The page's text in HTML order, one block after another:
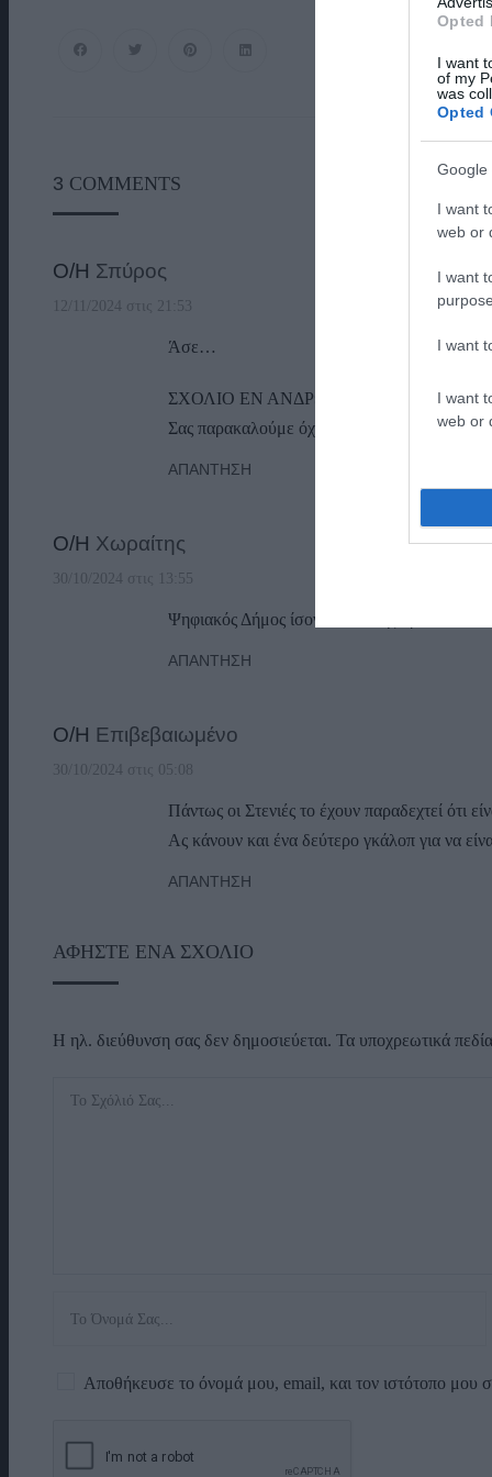
Opted
I want
of my
was
Opted
Google
I want
web or
I want
I want
I want
web or
3 COMMENTS
Ο/Η Σπύρος
12/11/2024 στις 21:53
Άσε…
ΣΧΟΛΙΟ ΕΝ ΑΝΔΡΩ
Σας παρακαλούμε όχι προσωπικές επιθέσεις.
ΑΠΆΝΤΗΣΗ
Ο/Η Χωραίτης
30/10/2024 στις 13:55
Ψηφιακός Δήμος ίσον Τσαούσης άρα ποτέ δεν
ΑΠΆΝΤΗΣΗ
Ο/Η Επιβεβαιωμένο
30/10/2024 στις 05:08
Πάντως οι Στενιές το έχουν παραδεχτεί ότι
Ας κάνουν και ένα δεύτερο γκάλοπ για να
ΑΠΆΝΤΗΣΗ
ΑΦΉΣΤΕ ΈΝΑ ΣΧΌΛΙΟ
Η ηλ. διεύθυνση σας δεν δημοσιεύεται. Τα υποχρεωτικά
Αποθήκευσε το όνομά μου, email, και τον ιστότοπο μου